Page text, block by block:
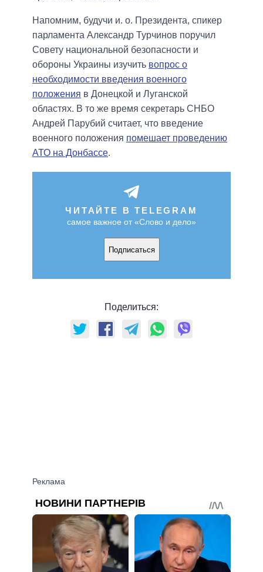
Напомним, будучи и. о. Президента, спикер
парламента Александр Турчинов поручил
Совету национальной безопасности и
обороны Украины изучить вопрос о
необходимости введения военного
положения в Донецкой и Луганской
областях. В то же время секретарь СНБО
Андрей Парубий считает, что введение
военного положения помешает проведению
АТО на Донбассе.
ЧИТАЙТЕ В TELEGRAM
самое важное от «Слово и дело»
Подписаться
Поделиться: